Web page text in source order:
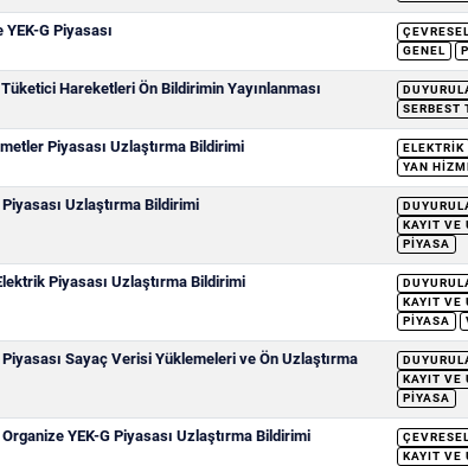
G Piyasası ÇEVRESEL
GENEL
Hareketleri Ön Bildirimin Yayınlanması
SERBEST
Piyasası Uzlaştırma Bildirimi ELEKTRIK
YAN
Uzlaştırma Bildirimi
KAYIT VE
PIYASA
Piyasası Uzlaştırma Bildirimi
KAYIT VE
PIYASA
Sayaç Verisi Yüklemeleri ve Ön Uzlaştırma
KAYIT VE
PIYASA
YEK-G Piyasası Uzlaştırma Bildirimi ÇEVRESEL
KAYIT VE